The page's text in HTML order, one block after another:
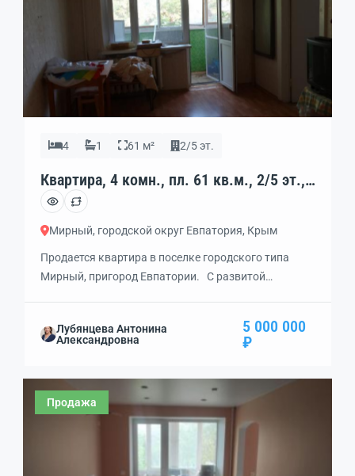
4 1 61 м² 2/5 эт.
Квартира, 4 комн., пл. 61 кв.м., 2/5 эт.,
код: 462126
Мирный, городской округ Евпатория, Крым
Продается квартира в поселке городского типа
Мирный, пригород Евпатории. С развитой
Донузлав. Рядом туристический поселок Поповка.
Отопление центральное, новая газовая колонка на
горячую воду. Санузел совмещенный. Удобная
планировка комнат […]
Лубянцева Антонина
Александровна
5 000 000
₽
Продажа